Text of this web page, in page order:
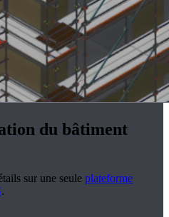
du bâtiment
sur une seule plateforme
.